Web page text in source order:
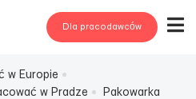
Dla pracodawców
w Europie
w Pradze Pakowarka